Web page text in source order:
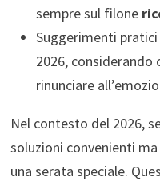
sempre sul filone
Suggerimenti pratici
2026, considerando
rinunciare
Nel contesto del 2026,
soluzioni convenienti
una serata speciale.